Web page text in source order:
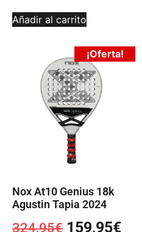
Añadir al carrito
¡Oferta!
Nox At10 Genius 18k
Agustin Tapia 2024
324,95€ 159,95€